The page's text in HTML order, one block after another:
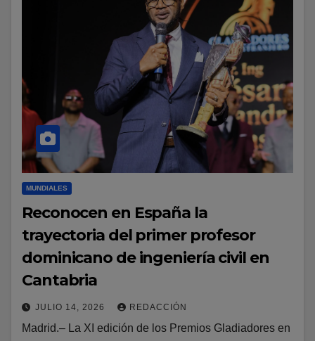
MUNDIALES
Reconocen en España la
trayectoria del primer profesor
dominicano de ingeniería civil en
Cantabria
JULIO 14, 2026 REDACCIÓN
Madrid.– La XI edición de los Premios Gladiadores en